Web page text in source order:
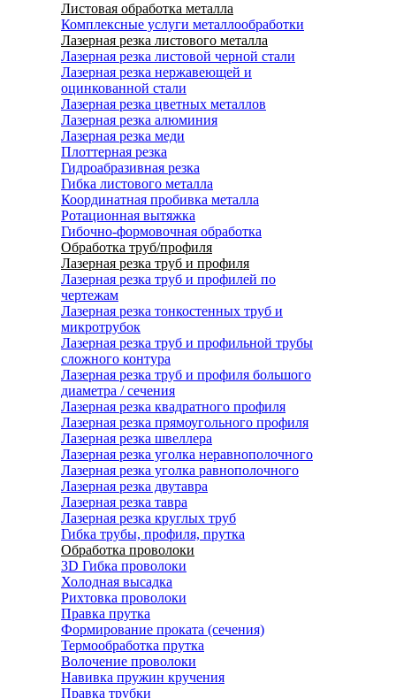
Листовая обработка металла
Комплексные услуги металлообработки
Лазерная резка листового металла
Лазерная резка листовой черной стали
Лазерная резка нержавеющей и
оцинкованной стали
Лазерная резка цветных металлов
Лазерная резка алюминия
Лазерная резка меди
Плоттерная резка
Гидроабразивная резка
Гибка листового металла
Координатная пробивка металла
Ротационная вытяжка
Гибочно-формовочная обработка
Обработка труб/профиля
Лазерная резка труб и профиля
Лазерная резка труб и профилей по
чертежам
Лазерная резка тонкостенных труб и
микротрубок
Лазерная резка труб и профильной трубы
сложного контура
Лазерная резка труб и профиля большого
диаметра / сечения
Лазерная резка квадратного профиля
Лазерная резка прямоугольного профиля
Лазерная резка швеллера
Лазерная резка уголка неравнополочного
Лазерная резка уголка равнополочного
Лазерная резка двутавра
Лазерная резка тавра
Лазерная резка круглых труб
Гибка трубы, профиля, прутка
Обработка проволоки
3D Гибка проволоки
Холодная высадка
Рихтовка проволоки
Правка прутка
Формирование проката (сечения)
Термообработка прутка
Волочение проволоки
Навивка пружин кручения
Правка трубки